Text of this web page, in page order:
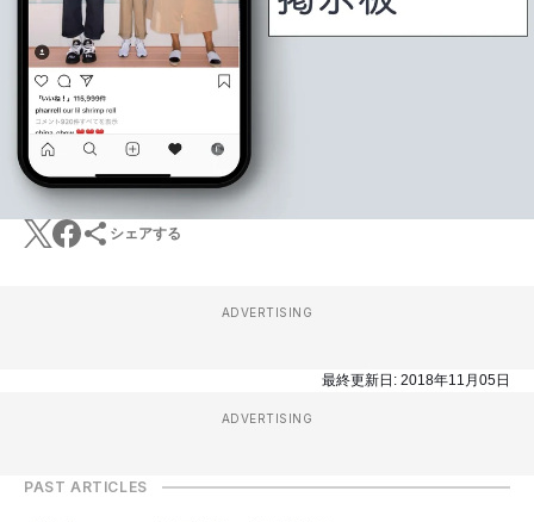
シェアする
ADVERTISING
最終更新日: 2018年11月05日
ADVERTISING
PAST ARTICLES